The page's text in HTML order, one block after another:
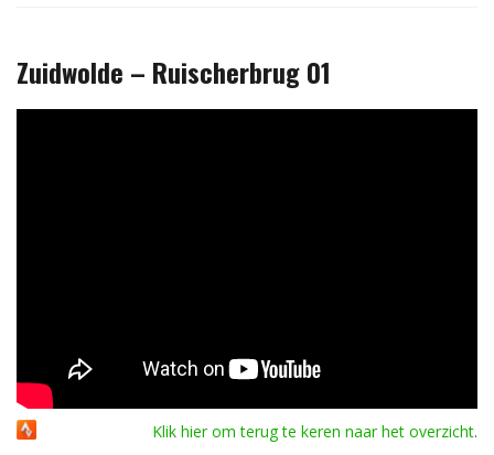
Zuidwolde – Ruischerbrug 01
Klik hier om terug te keren naar het overzicht.